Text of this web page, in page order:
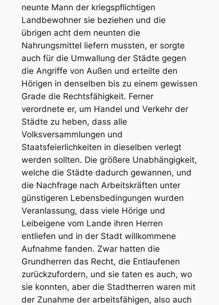
neunte Mann der kriegspflichtigen
Landbewohner sie beziehen und die
übrigen acht dem neunten die
Nahrungsmittel liefern mussten, er sorgte
auch für die Umwallung der Städte gegen
die Angriffe von Außen und erteilte den
Hörigen in denselben bis zu einem gewissen
Grade die Rechtsfähigkeit. Ferner
verordnete er, um Handel und Verkehr der
Städte zu heben, dass alle
Volksversammlungen und
Staatsfeierlichkeiten in dieselben verlegt
werden sollten. Die größere Unabhängigkeit,
welche die Städte dadurch gewannen, und
die Nachfrage nach Arbeitskräften unter
günstigeren Lebensbedingungen wurden
Veranlassung, dass viele Hörige und
Leibeigene vom Lande ihren Herren
entliefen und in der Stadt willkommene
Aufnahme fanden. Zwar hatten die
Grundherren das Recht, die Entlaufenen
zurückzufordern, und sie taten es auch, wo
sie konnten, aber die Stadtherren waren mit
der Zunahme der arbeitsfähigen, also auch